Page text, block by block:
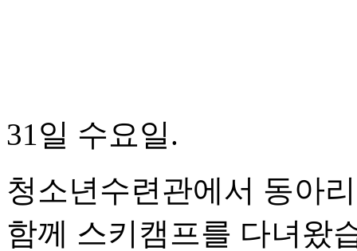
31일 수요일.
청소년수련관에서 동아
함께 스키캠프를 다녀왔